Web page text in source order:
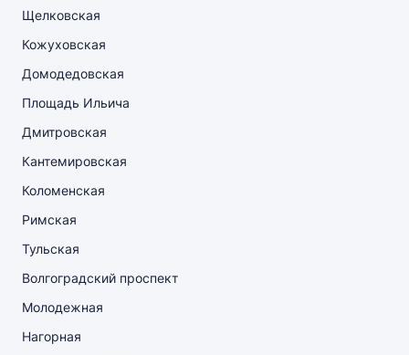
Щелковская
Кожуховская
Домодедовская
Площадь Ильича
Дмитровская
Кантемировская
Коломенская
Римская
Тульская
Волгоградский проспект
Молодежная
Нагорная